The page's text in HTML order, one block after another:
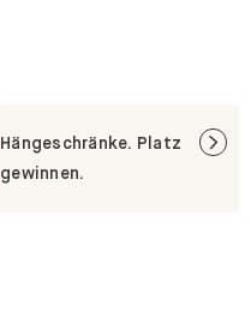
Hängeschränke. Platz
gewinnen.